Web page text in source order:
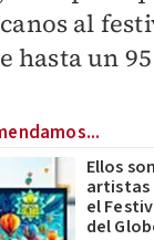
al
hasta un
Ellos
artistas
el
del